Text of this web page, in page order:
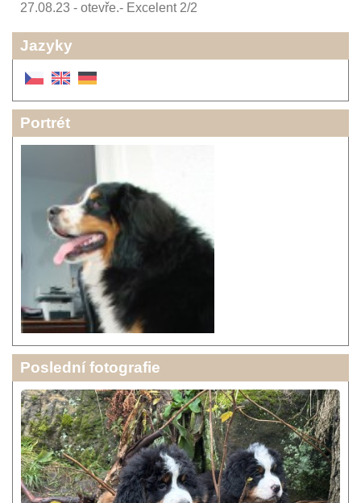
27.08.23 - otevře.- Excelent 2/2
Jazyky
Portrét
Poslední fotografie